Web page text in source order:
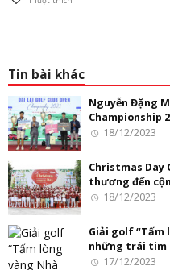
Tin bài khác
Nguyễn Đặng
Championship
18/12/2023
Christmas Day
thương đến
18/12/2023
Giải golf “Tấm
những trái tim
17/12/2023